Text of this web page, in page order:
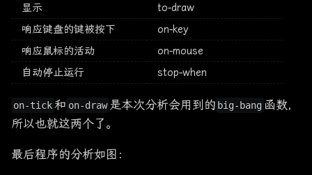
显示
to-draw
响应键盘的键被按下
on-key
响应鼠标的活动
on-mouse
自动停止运行
stop-when
on-tick和 on-draw 是本次分析会用到的 big-bang 函数，
所以也就这两个了。
最后程序的分析如图：